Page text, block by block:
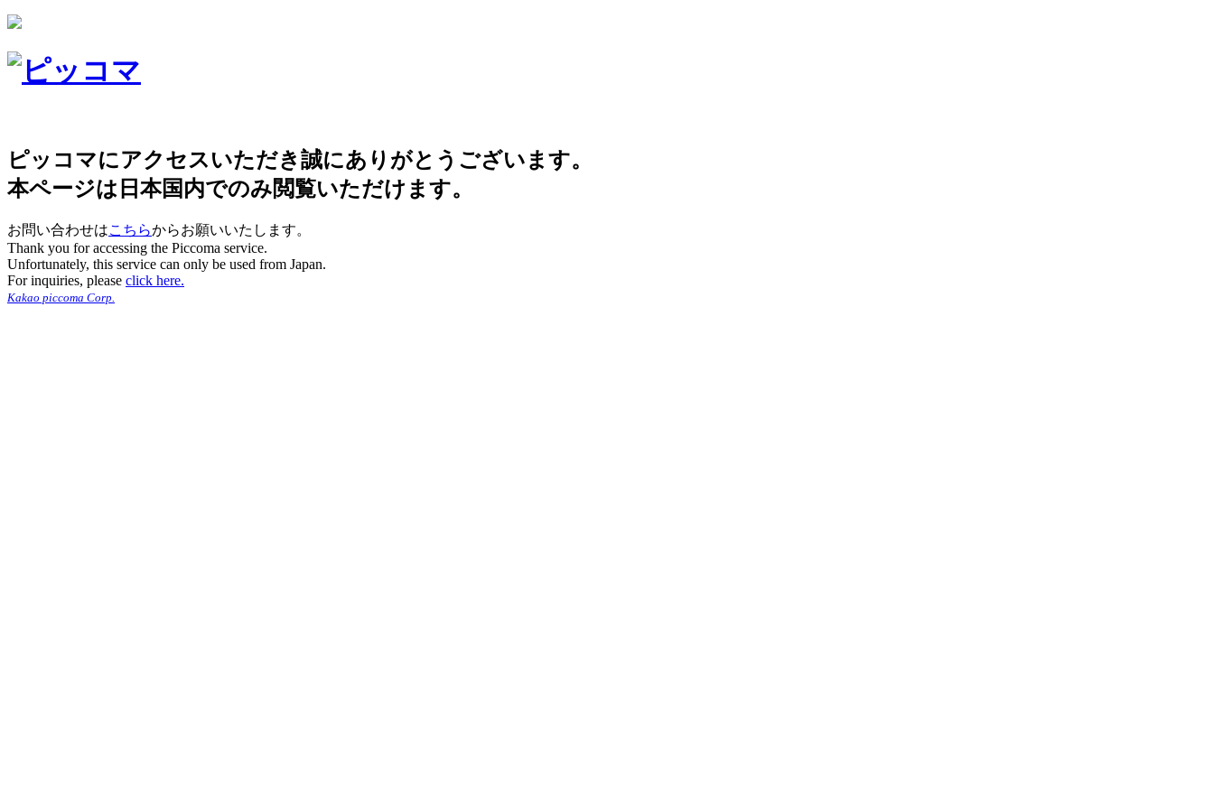
ピッコマにアクセスいただき誠にありがとうございます。
本ページは日本国内でのみ閲覧いただけます。
お問い合わせはこちらからお願いいたします。
Thank you for accessing the Piccoma service.
Unfortunately, this service can only be used from Japan.
For inquiries, please click here.
Kakao piccoma Corp.